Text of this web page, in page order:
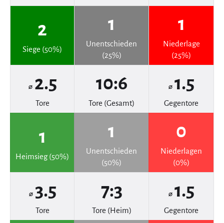
2
Siege (50%)
1
Unentschieden
(25%)
1
Niederlage
(25%)
⌀ 2.5
Tore
10:6
Tore (Gesamt)
⌀ 1.5
Gegentore
1
Heimsieg (50%)
1
Unentschieden
(50%)
0
Niederlagen
(0%)
⌀ 3.5
Tore
7:3
Tore (Heim)
⌀ 1.5
Gegentore